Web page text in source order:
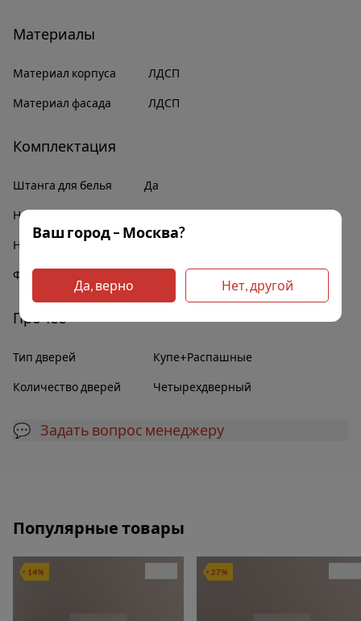
Материалы
Материал корпуса ЛДСП
Материал фасада ЛДСП
Комплектация
Штанга для белья Да
Наличие зеркал
Наличие полок
Фурнитура В комплекте
Прочее
Тип дверей Купе+Распашные
Количество дверей Четырехдверный
💬 Задать вопрос менеджеру
Популярные товары
14% 27%
Ваш город – Москва?
Да, верно Нет, другой